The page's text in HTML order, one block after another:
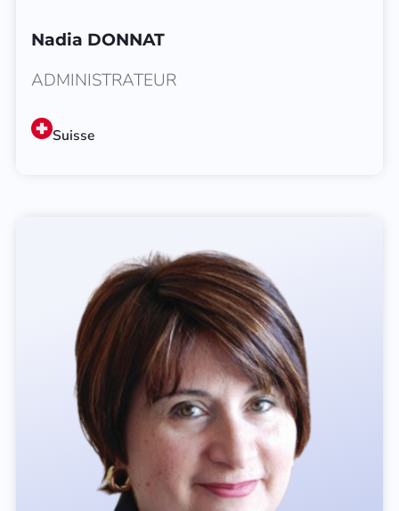
Nadia DONNAT
ADMINISTRATEUR
Suisse